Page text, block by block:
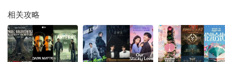
相关攻略